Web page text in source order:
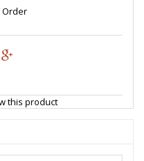
Order
this product